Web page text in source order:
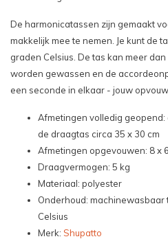
De harmonicatassen zijn gemaakt
makkelijk mee te nemen. Je kunt de
graden Celsius. De tas kan meer
worden gewassen en de
een seconde in elkaar - jouw
Afmetingen volledig
de draagtas circa 35 x 30 cm
Afmetingen opgevouwen: 8 x
Draagvermogen: 5 kg
Materiaal: polyester
Onderhoud: machinewasbaar
Celsius
Merk: Shupatto